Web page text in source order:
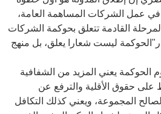
في عمل الشركات المساهمة العامة،
القادمة تتعلق بحوكمة الشركات
ليست شعارا يعلق، بل منهج
يعني المزيد من الشفافية
على حقوق الأقلية والترفع عن
المجموعة، ويعني كذلك التكافل